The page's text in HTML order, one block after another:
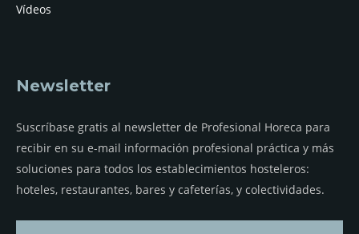
Vídeos
Newsletter
Suscríbase gratis al newsletter de Profesional Horeca para
recibir en su e-mail información profesional práctica y más
soluciones para todos los establecimientos hosteleros:
hoteles, restaurantes, bares y cafeterías, y colectividades.